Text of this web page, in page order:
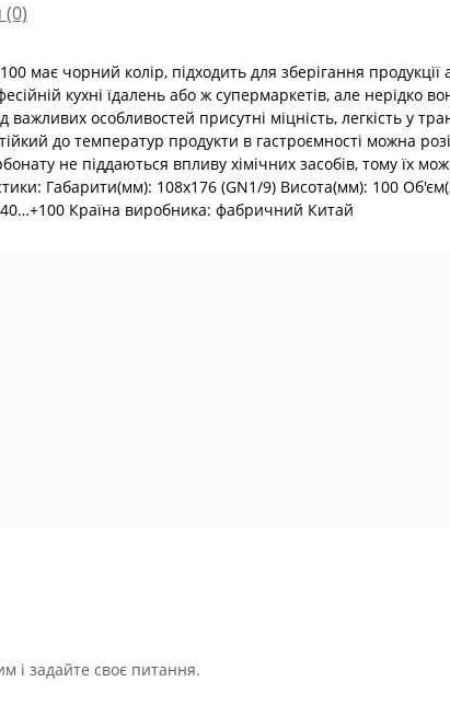
(0)
має чорний колір, підходить для зберігання
кухні їдалень або ж супермаркетів, але нерідко
важливих особливостей присутні міцність, легкість у
до температур продукти в гастроємності можна
не піддаються впливу хімічних засобів, тому їх
Габарити(мм): 108х176 (GN1/9) Висота(мм): 100
Країна виробника: фабричний Китай
і задайте своє питання.